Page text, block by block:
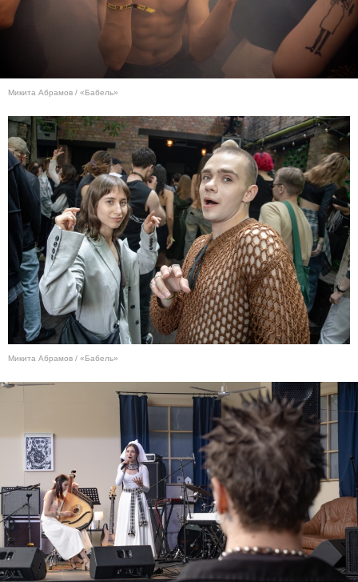
Микита Абрамов / «Бабель»
Микита Абрамов / «Бабель»